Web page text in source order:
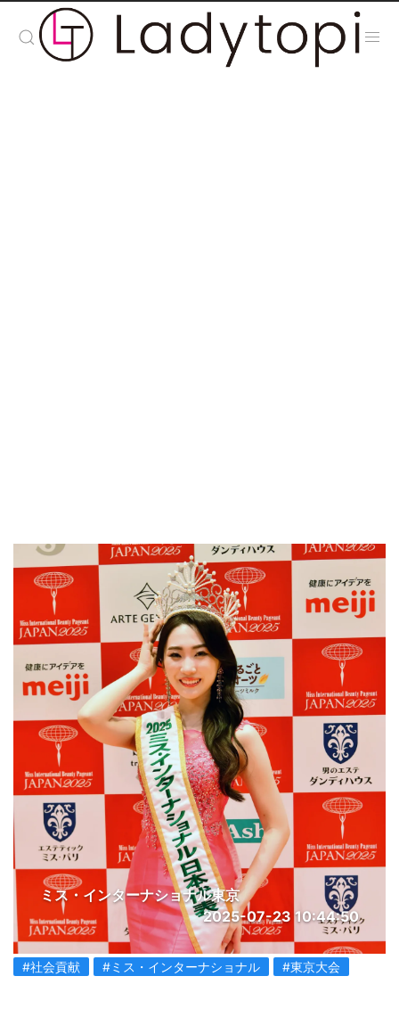
ミス・インターナショナル東京
2025-07-23 10:44:50
#社会貢献 #ミス・インターナショナル #東京大会